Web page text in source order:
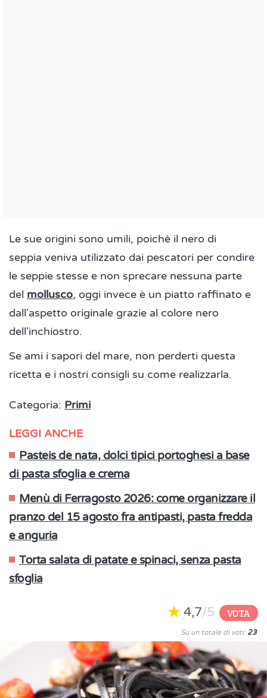
Le sue origini sono umili, poichè il nero di
seppia veniva utilizzato dai pescatori per condire
le seppie stesse e non sprecare nessuna parte
del mollusco, oggi invece è un piatto raffinato e
dall'aspetto originale grazie al colore nero
dell'inchiostro.
Se ami i sapori del mare, non perderti questa
ricetta e i nostri consigli su come realizzarla.
Categoria: Primi
LEGGI ANCHE
Pasteis de nata, dolci tipici portoghesi a base
di pasta sfoglia e crema
Menù di Ferragosto 2026: come organizzare il
pranzo del 15 agosto fra antipasti, pasta fredda
e anguria
Torta salata di patate e spinaci, senza pasta
sfoglia
4,7/5 VOTA
Su un totale di voti: 23